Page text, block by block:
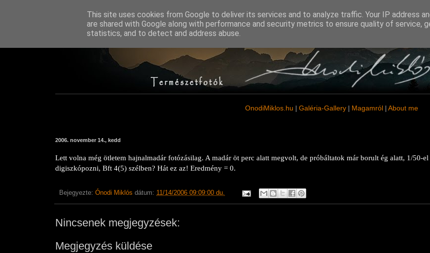
OnodiMiklos.hu Galéria-Gallery Magamról About me
2006. november 14., kedd
Lett volna még ötletem hajnalmadár fotózásilag. A madár öt perc alatt megvolt, de próbáltatok már borult ég alatt, 1/50-el
digiszkópozni, Bft 4(5) szélben? Hát ez az! Eredmény = 0.
Bejegyezte: Ónodi Miklós dátum: 11/14/2006 09:09:00 du.
Nincsenek megjegyzések:
Megjegyzés küldése
This site uses cookies from Google to deliver its services and to analyze traffic. Your IP address
are shared with Google along with performance and security metrics to ensure quality of service,
statistics, and to detect and address abuse.